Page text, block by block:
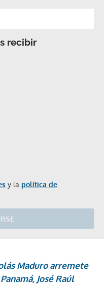
recibir
y la política de
Maduro arremete
José Raúl